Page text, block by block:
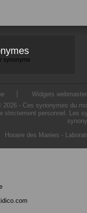
synonyme
Widgets
- Ces synonymes du
personnel. Les
Horaire des Marées -